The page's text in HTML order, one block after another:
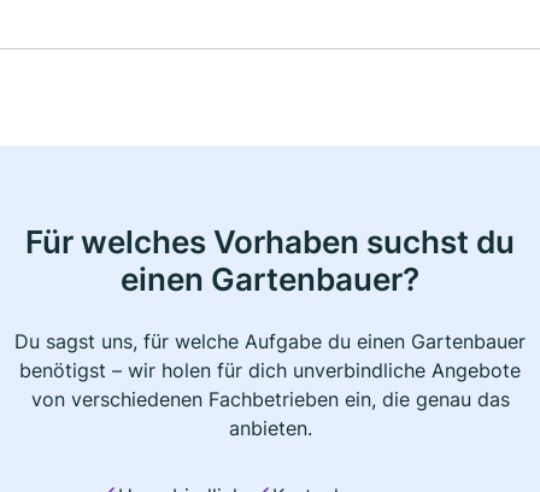
Für welches Vorhaben suchst du
einen Gartenbauer?
Du sagst uns, für welche Aufgabe du einen Gartenbauer
benötigst – wir holen für dich unverbindliche Angebote
von verschiedenen Fachbetrieben ein, die genau das
anbieten.